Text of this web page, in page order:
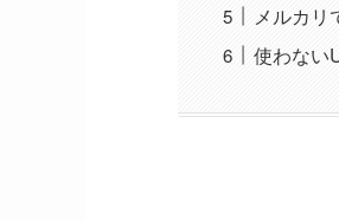
メルカ
使わない